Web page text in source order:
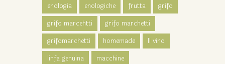
enologia
enologiche frutta
grifo
grifo marcehtti
grifo marchetti
grifomarchetti
homemade
Il vino
linfa genuina
macchine